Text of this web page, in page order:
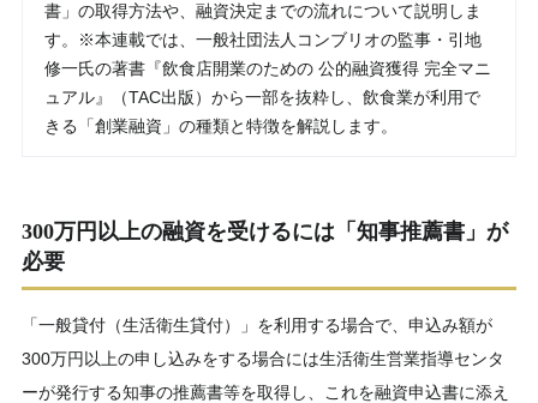
書」の取得方法や、融資決定までの流れについて説明しま
す。※本連載では、一般社団法人コンブリオの監事・引地
修一氏の著書『飲食店開業のための 公的融資獲得 完全マニ
ュアル』（TAC出版）から一部を抜粋し、飲食業が利用で
きる「創業融資」の種類と特徴を解説します。
300万円以上の融資を受けるには「知事推薦書」が
必要
「一般貸付（生活衛生貸付）」を利用する場合で、申込み額が
300万円以上の申し込みをする場合には生活衛生営業指導センタ
ーが発行する知事の推薦書等を取得し、これを融資申込書に添え